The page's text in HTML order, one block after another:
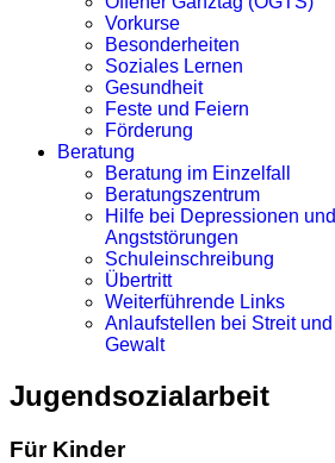
Vorkurse
Besonderheiten
Soziales Lernen
Gesundheit
Feste und Feiern
Förderung
Beratung
Beratung im Einzelfall
Beratungszentrum
Hilfe bei Depressionen und
Angststörungen
Schuleinschreibung
Übertritt
Weiterführende Links
Anlaufstellen bei Streit und
Gewalt
Jugendsozialarbeit
Für Kinder